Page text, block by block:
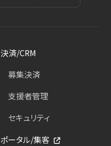
決済/CRM
募集決済
支援者管理
セキュリティ
ポータル/集客